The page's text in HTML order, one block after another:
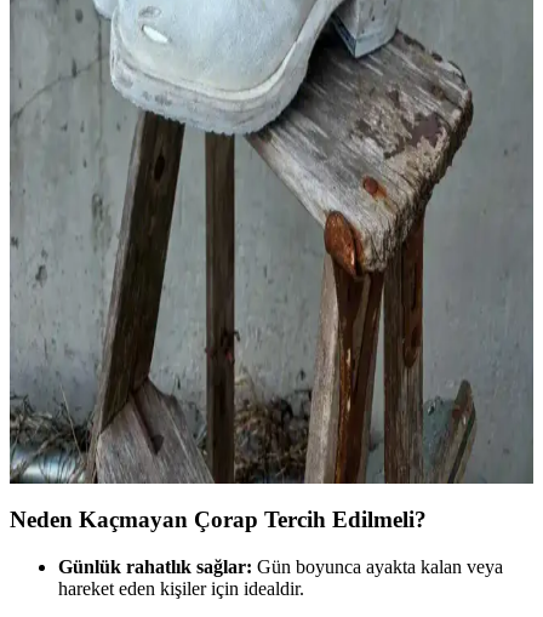
Konfor ve Sağlık Değerlendirmesi
Castañer espadrilles modelleri yazlık kombinlerde şıklık ve konfor
sunar. Pablo/002 klasik, Joel/002 farklı tasarım seçenekleriyle ayak
yapısına uygunluk ve destek önemlidir.
Kronik Hastalıklarla Uyumlu Günlük Giyim:
Konfor ve Stil Önerileri
Kronik hastalıkları olan bireyler için karın bölgesine baskı
yapmayan, bol kesim ve esnek kumaşlardan oluşan rahat ve şık
giyim önerileri sunulmaktadır. Katmanlı giyim ve uygun marka
tercihleriyle günlük yaşam kolaylaşır.
El Yapımı Deri Ayakkabılarda Geleneksel Teknikler
ve Kaliteli Malzemelerle Üretim
El yapımı deri ayakkabılar, sebze tabakalı at omuzu derisi ve
ortopedik inek derisi astar gibi kaliteli malzemelerle, geleneksel
teknikler kullanılarak üretilir. Estetik ve fonksiyonellik ön plandadır.
Neden Kaçmayan Çorap Tercih Edilmeli?
Günlük rahatlık sağlar: Gün boyunca ayakta kalan veya
hareket eden kişiler için idealdir.